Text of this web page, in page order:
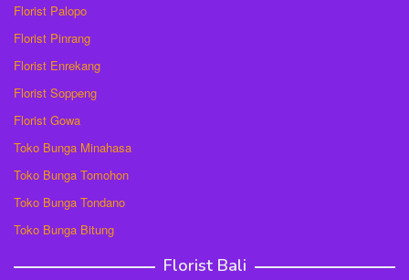
Florist Palopo
Florist Pinrang
Florist Enrekang
Florist Soppeng
Florist Gowa
Toko Bunga Minahasa
Toko Bunga Tomohon
Toko Bunga Tondano
Toko Bunga Bitung
Florist Bali